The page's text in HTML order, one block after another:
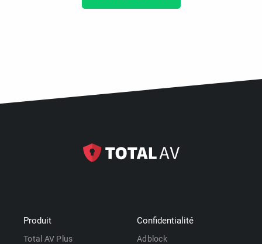
Produit
Total AV Plus
Confidentialité
Adblock